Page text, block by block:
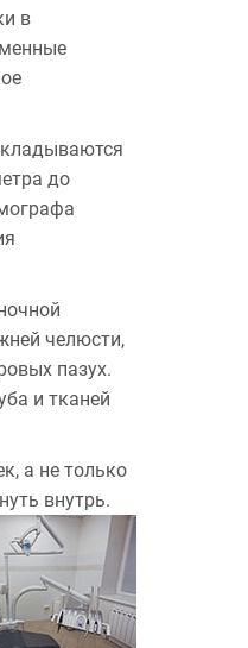
в
до
челюсти,
пазух.
и тканей
а не только
внутрь.